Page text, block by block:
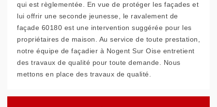
qui est règlementée. En vue de protéger les façades et
lui offrir une seconde jeunesse, le ravalement de
façade 60180 est une intervention suggérée pour les
propriétaires de maison. Au service de toute prestation,
notre équipe de façadier à Nogent Sur Oise entretient
des travaux de qualité pour toute demande. Nous
mettons en place des travaux de qualité.